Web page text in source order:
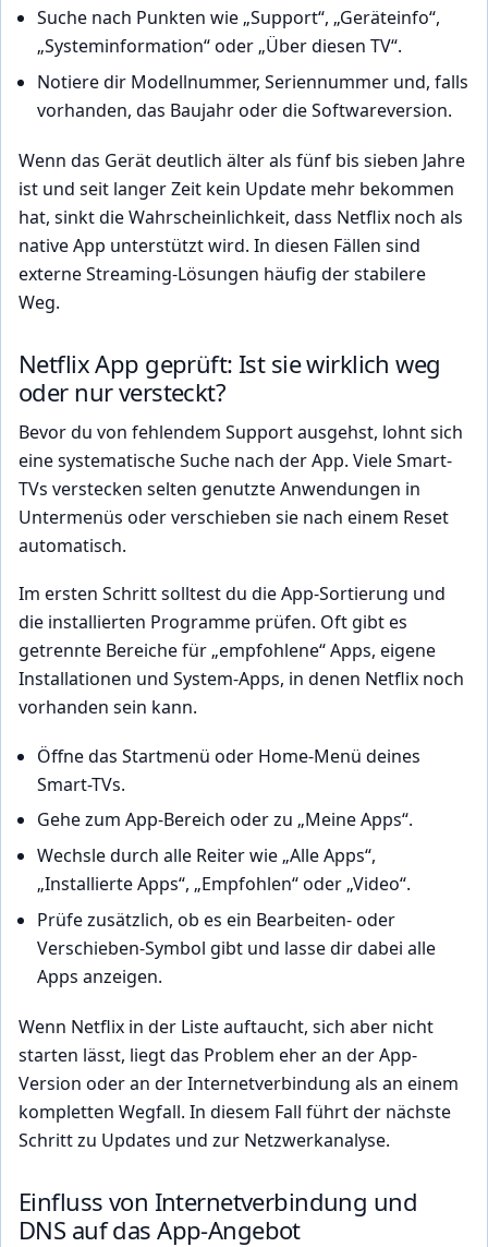
Suche nach Punkten wie „Support“, „Geräteinfo“,
„Systeminformation“ oder „Über diesen TV“.
Notiere dir Modellnummer, Seriennummer und, falls
vorhanden, das Baujahr oder die Softwareversion.
Wenn das Gerät deutlich älter als fünf bis sieben Jahre
ist und seit langer Zeit kein Update mehr bekommen
hat, sinkt die Wahrscheinlichkeit, dass Netflix noch als
native App unterstützt wird. In diesen Fällen sind
externe Streaming-Lösungen häufig der stabilere
Weg.
Netflix App geprüft: Ist sie wirklich weg
oder nur versteckt?
Bevor du von fehlendem Support ausgehst, lohnt sich
eine systematische Suche nach der App. Viele Smart-
TVs verstecken selten genutzte Anwendungen in
Untermenüs oder verschieben sie nach einem Reset
automatisch.
Im ersten Schritt solltest du die App-Sortierung und
die installierten Programme prüfen. Oft gibt es
getrennte Bereiche für „empfohlene“ Apps, eigene
Installationen und System-Apps, in denen Netflix noch
vorhanden sein kann.
Öffne das Startmenü oder Home-Menü deines
Smart-TVs.
Gehe zum App-Bereich oder zu „Meine Apps“.
Wechsle durch alle Reiter wie „Alle Apps“,
„Installierte Apps“, „Empfohlen“ oder „Video“.
Prüfe zusätzlich, ob es ein Bearbeiten- oder
Verschieben-Symbol gibt und lasse dir dabei alle
Apps anzeigen.
Wenn Netflix in der Liste auftaucht, sich aber nicht
starten lässt, liegt das Problem eher an der App-
Version oder an der Internetverbindung als an einem
kompletten Wegfall. In diesem Fall führt der nächste
Schritt zu Updates und zur Netzwerkanalyse.
Einfluss von Internetverbindung und
DNS auf das App-Angebot